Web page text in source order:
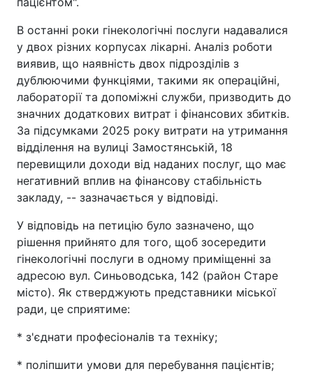
В останні роки гінекологічні послуги надавалися
у двох різних корпусах лікарні. Аналіз роботи
виявив, що наявність двох підрозділів з
дублюючими функціями, такими як операційні,
лабораторії та допоміжні служби, призводить до
значних додаткових витрат і фінансових збитків.
За підсумками 2025 року витрати на утримання
відділення на вулиці Замостянській, 18
перевищили доходи від наданих послуг, що має
негативний вплив на фінансову стабільність
закладу, -- зазначається у відповіді.
У відповідь на петицію було зазначено, що
рішення прийнято для того, щоб зосередити
гінекологічні послуги в одному приміщенні за
адресою вул. Синьоводська, 142 (район Старе
місто). Як стверджують представники міської
ради, це сприятиме:
* з'єднати професіоналів та техніку;
* поліпшити умови для перебування пацієнтів;